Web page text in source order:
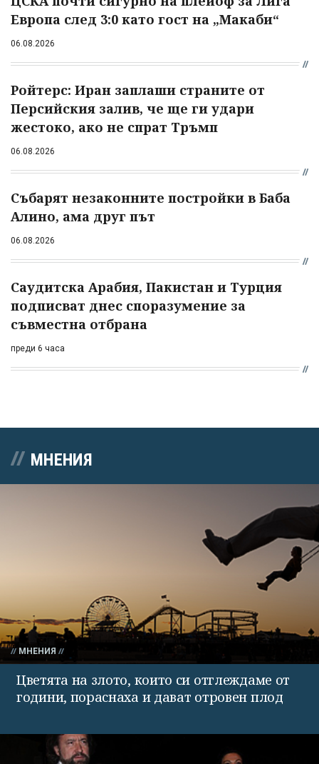
Европа след 3:0 като гост на „Макаби“
06.08.2026
Ройтерс: Иран заплаши страните от
Персийския залив, че ще ги удари
жестоко, ако не спрат Тръмп
06.08.2026
Събарят незаконните постройки в Баба
Алино, ама друг път
06.08.2026
Саудитска Арабия, Пакистан и Турция
подписват днес споразумение за
съвместна отбрана
преди 6 часа
МНЕНИЯ
МНЕНИЯ
Цветята на злото, които си отглеждаме от
години, пораснаха и дават отровен плод